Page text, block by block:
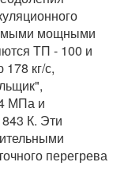
мощными
ТП - 100 и
кг/с,
МПа и
К. Эти
перегрева